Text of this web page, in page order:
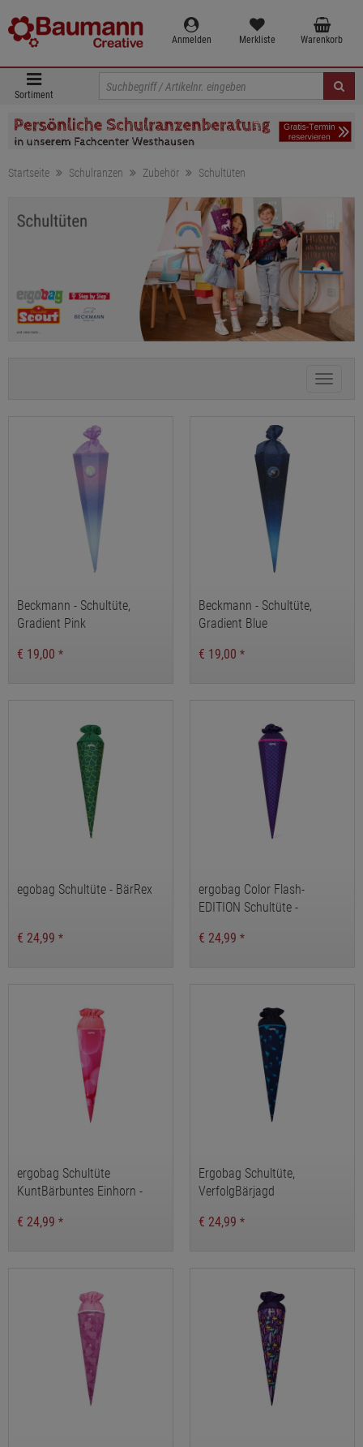
Anmelden Merkliste Warenkorb
Sortiment
Startseite Schulranzen Zubehör Schultüten
Beckmann - Schultüte,
Gradient Pink
€ 19,00 *
Beckmann - Schultüte,
Gradient Blue
€ 19,00 *
egobag Schultüte - BärRex
€ 24,99 *
ergobag Color Flash-
EDITION Schultüte -
€ 24,99 *
ergobag Schultüte
KuntBärbuntes Einhorn -
€ 24,99 *
Ergobag Schultüte,
VerfolgBärjagd
€ 24,99 *